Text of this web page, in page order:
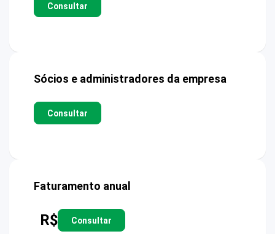
Consultar
Sócios e administradores da empresa
Consultar
Faturamento anual
R$ Consultar